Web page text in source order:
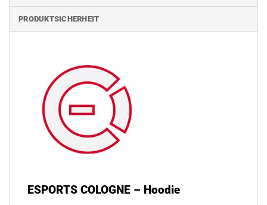
PRODUKTSICHERHEIT
ESPORTS COLOGNE – Hoodie